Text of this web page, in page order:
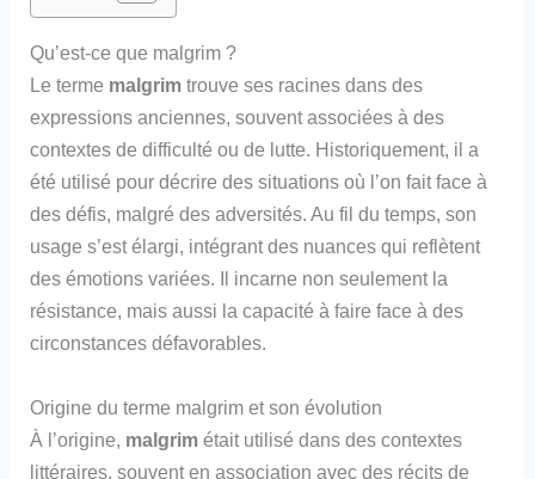
Qu’est-ce que malgrim ?
Le terme malgrim trouve ses racines dans des
expressions anciennes, souvent associées à des
contextes de difficulté ou de lutte. Historiquement, il a
été utilisé pour décrire des situations où l’on fait face à
des défis, malgré des adversités. Au fil du temps, son
usage s’est élargi, intégrant des nuances qui reflètent
des émotions variées. Il incarne non seulement la
résistance, mais aussi la capacité à faire face à des
circonstances défavorables.
Origine du terme malgrim et son évolution
À l’origine, malgrim était utilisé dans des contextes
littéraires, souvent en association avec des récits de